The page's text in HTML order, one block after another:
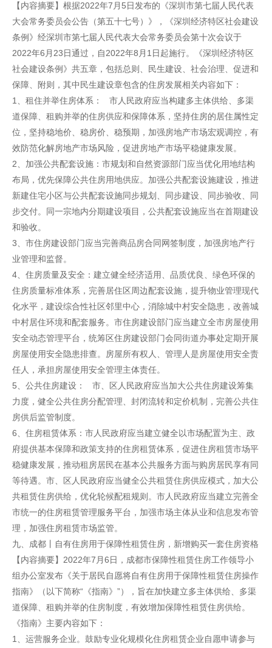
【内容摘要】根据2022年7月5日发布的《深圳市第七届人民代表
大会常务委员会公告（第五十七号）》，《深圳经济特区社会建设
条例》经深圳市第七届人民代表大会常务委员会第十次会议于
2022年6月23日通过，自2022年8月1日起施行。《深圳经济特区
社会建设条例》共五章，包括总则、民生建设、社会治理、促进和
保障、附则，其中民生建设章包含的住房发展相关内容如下：
1、租住并举住房体系： 市人民政府应当构建多主体供给、多渠
道保障、租购并举的住房供应和保障体系，坚持住房的居住属性定
位，坚持稳地价、稳房价、稳预期，加强房地产市场宏观调控，有
效防范化解房地产市场风险，促进房地产市场平稳健康发展。
2、加强公共配套设施：市规划和自然资源部门应当优化用地结构
布局，优先保障公共住房用地供应。加强公共配套设施建设，推进
新建住宅小区与公共配套设施同步规划、同步建设、同步验收、同
步交付。同一宗地内分期建设项目，公共配套设施应当在首期建设
和验收。
3、市住房建设部门应当完善商品房合同网签制度，加强房地产行
业管理和监督。
4、住房质量及安全：建立健全经济适用、品质优良、绿色环保的
住房质量标准体系，完善居住区周边配套设施，提升物业管理现代
化水平，建设综合性社区邻里中心，消除城中村安全隐患，改善城
中村居住环境和配套服务。市住房建设部门应当建立全市房屋使用
安全动态管理平台，统筹区住房建设部门会同街道办事处定期开展
房屋使用安全隐患排查。房屋所有权人、管理人是房屋使用安全责
任人，承担房屋使用安全管理主体责任。
5、公共住房建设： 市、区人民政府应当加大公共住房建设筹集
力度，健全公共住房分配管理、封闭流转和定价机制，完善公共住
房供后监管制度。
6、住房租赁体系：市人民政府应当建立健全以市场配置为主、政
府提供基本保障和政策支持的住房租赁体系，促进住房租赁市场平
稳健康发展，推动租房居民在基本公共服务方面与购房居民享有同
等待遇。市、区人民政府应当健全公共租赁住房供应模式，加大公
共租赁住房供给，优化轮候配租规则。市人民政府应当建立完善全
市统一的住房租赁管理服务平台，加强市场主体从业和信息发布管
理，加强住房租赁市场监管。
九、成都丨自有住房用于保障性租赁住房，新增购买一套住房资格
【内容摘要】2022年7月6日，成都市保障性租赁住房工作领导小
组办公室发布《关于居民自愿将自有住房用于保障性租赁住房操作
指南》（以下简称“《指南》”），旨在加快建立多主体供给、多渠
道保障、租购并举的住房制度，有效增加保障性租赁住房供给。
《指南》主要内容如下：
1、运营服务企业。鼓励专业化规模化住房租赁企业自愿申请参与